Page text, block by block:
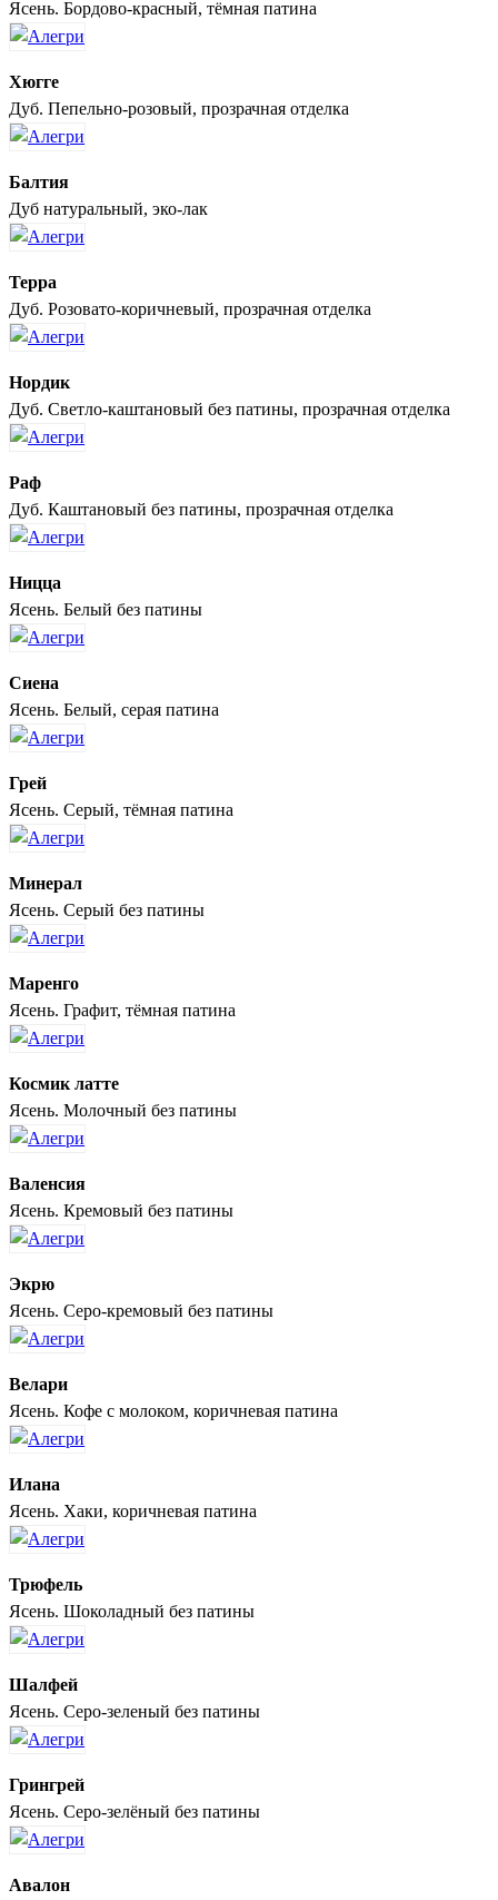
Ясень. Бордово-красный, тёмная патина
Хюгге
Дуб. Пепельно-розовый, прозрачная отделка
Балтия
Дуб натуральный, эко-лак
Терра
Дуб. Розовато-коричневый, прозрачная отделка
Нордик
Дуб. Светло-каштановый без патины, прозрачная отделка
Раф
Дуб. Каштановый без патины, прозрачная отделка
Ницца
Ясень. Белый без патины
Сиена
Ясень. Белый, серая патина
Грей
Ясень. Серый, тёмная патина
Минерал
Ясень. Серый без патины
Маренго
Ясень. Графит, тёмная патина
Космик латте
Ясень. Молочный без патины
Валенсия
Ясень. Кремовый без патины
Экрю
Ясень. Серо-кремовый без патины
Велари
Ясень. Кофе с молоком, коричневая патина
Илана
Ясень. Хаки, коричневая патина
Трюфель
Ясень. Шоколадный без патины
Шалфей
Ясень. Серо-зеленый без патины
Грингрей
Ясень. Серо-зелёный без патины
Авалон